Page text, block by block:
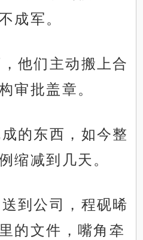
成军。
他们主动搬上合
审批盖章。
的东西，如今整
缩减到几天。
到公司，程砚晞
的文件，嘴角牵